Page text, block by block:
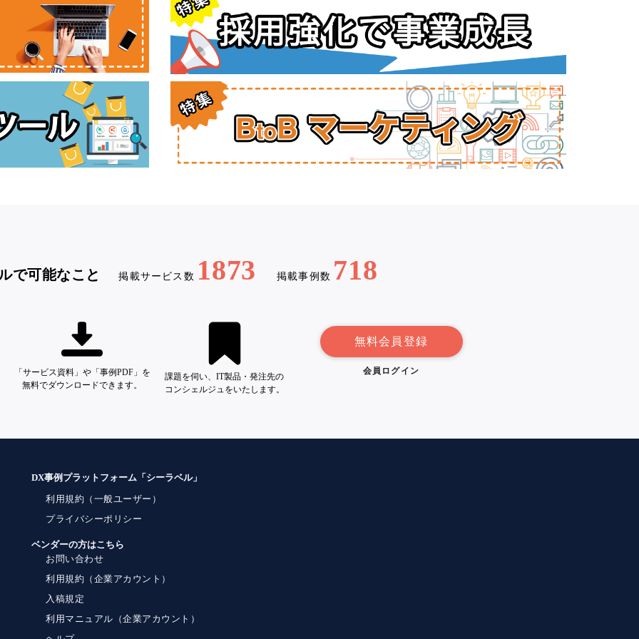
で可能なこと 掲載サービス数 1873 掲載事例数 718
「サービス資料」や「事例PDF」を
無料でダウンロードできます。
課題を伺い、IT製品・発注先の
コンシェルジュをいたします。
無料会員登録
会員ログイン
DX事例プラットフォーム「シーラベル」
利用規約（一般ユーザー）
プライバシーポリシー
ベンダーの方はこちら
お問い合わせ
利用規約（企業アカウント）
入稿規定
利用マニュアル（企業アカウント）